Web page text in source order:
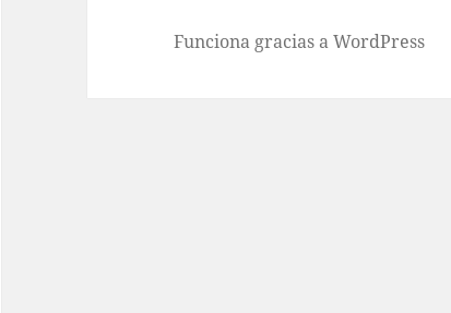
Funciona gracias a WordPress